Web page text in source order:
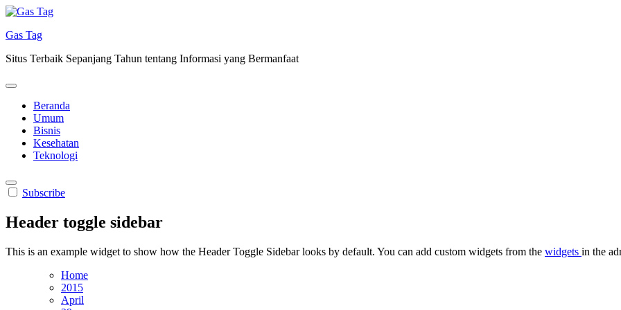
Skip
content
Gas Tag
Situs Terbaik Sepanjang Tahun tentang Informasi yang Bermanfaat
Beranda
Umum
Bisnis
Kesehatan
Teknologi
Subscribe
Header toggle sidebar
This is an example widget to show how the Header Toggle Sidebar looks by default. You can add custom widgets from the widgets in the
Home
2015
April